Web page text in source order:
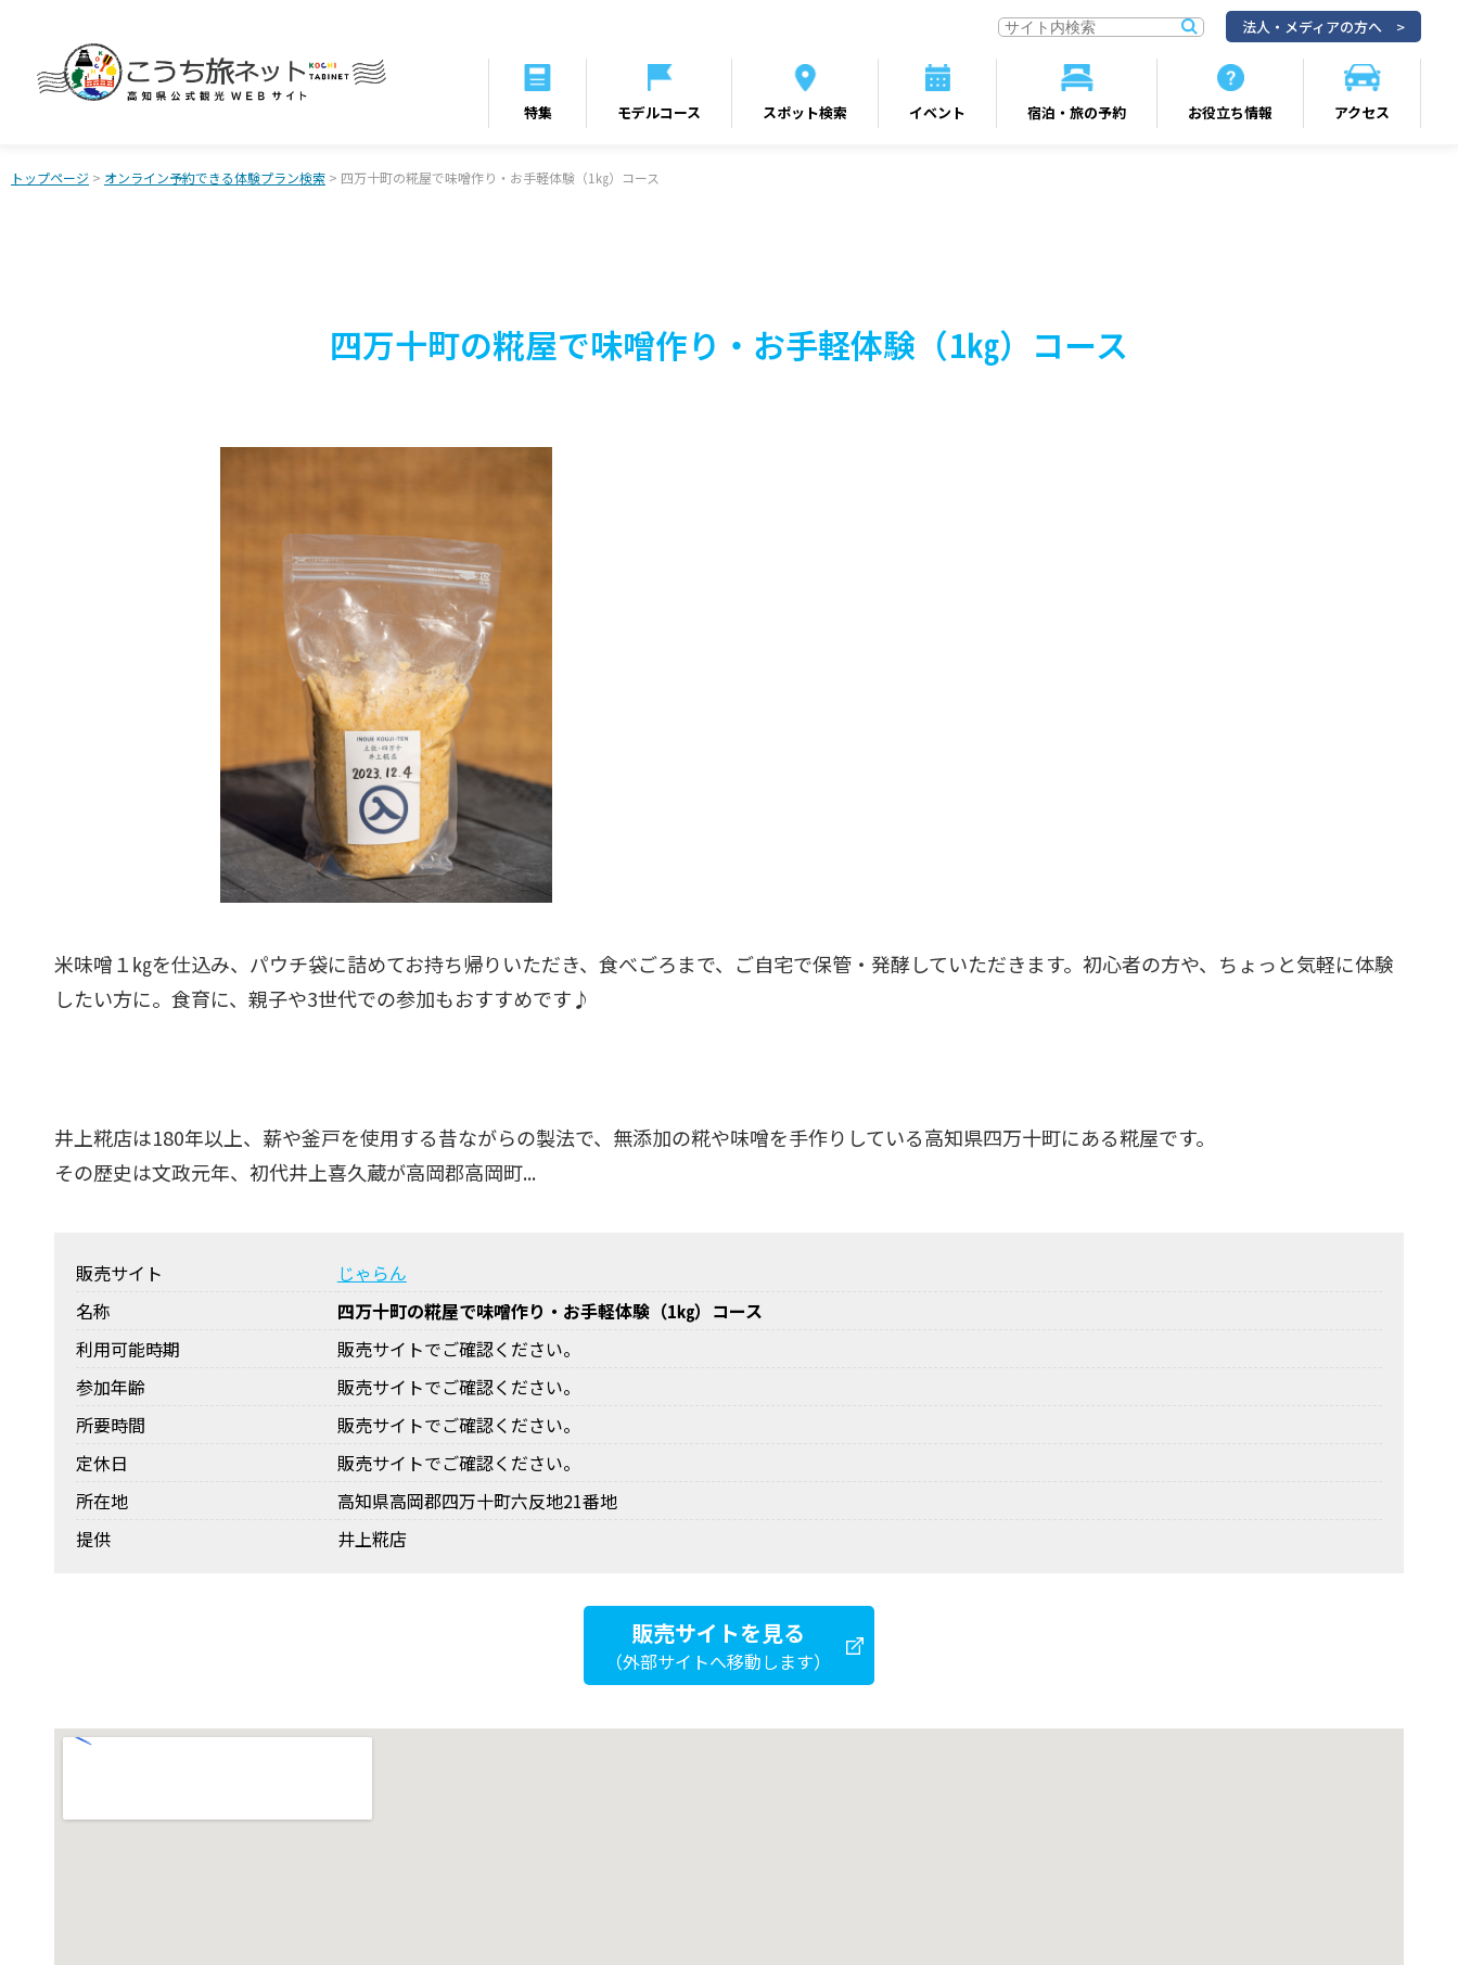
特集 モデルコース スポット検索 イベント 宿泊・旅の予約 お役立ち情報 アクセス
法人・メディアの方へ
トップページ > オンライン予約できる体験プラン検索 > 四万十町の糀屋で味噌作り・お手軽体験（1㎏）コース
四万十町の糀屋で味噌作り・お手軽体験（1㎏）コース
米味噌１㎏を仕込み、パウチ袋に詰めてお持ち帰りいただき、食べごろまで、ご自宅で保管・発酵していただきます。初心者の方や、ちょっと気軽に体験
したい方に。食育に、親子や3世代での参加もおすすめです♪
井上糀店は180年以上、薪や釜戸を使用する昔ながらの製法で、無添加の糀や味噌を手作りしている高知県四万十町にある糀屋です。
その歴史は文政元年、初代井上喜久蔵が高岡郡高岡町...
販売サイト
じゃらん
名称
四万十町の糀屋で味噌作り・お手軽体験（1㎏）コース
利用可能時期
販売サイトでご確認ください。
参加年齢
販売サイトでご確認ください。
所要時間
販売サイトでご確認ください。
定休日
販売サイトでご確認ください。
所在地
高知県高岡郡四万十町六反地21番地
提供
井上糀店
販売サイトを見る
（外部サイトへ移動します）